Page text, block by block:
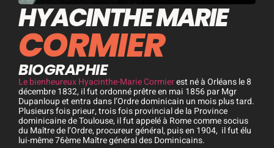
HYACINTHE MARIE
CORMIER
BIOGRAPHIE
Le bienheureux Hyacinthe-Marie Cormierest né à Orléans le 8
décembre 1832, il fut ordonné prêtre en mai 1856 par Mgr
Dupanloup et entra dans l’Ordre dominicain un mois plus tard.
Plusieurs fois prieur, trois fois provincial de la Province
dominicaine de Toulouse, il fut appelé à Rome comme socius
du Maître de l’Ordre, procureur général, puis en 1904, il fut élu
lui-même 76ème Maître général des Dominicains.